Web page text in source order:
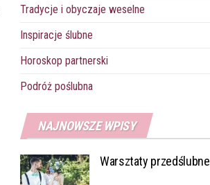
Tradycje i obyczaje weselne
Inspiracje ślubne
Horoskop partnerski
Podróż poślubna
NAJNOWSZE WPISY
Warsztaty przedślubne